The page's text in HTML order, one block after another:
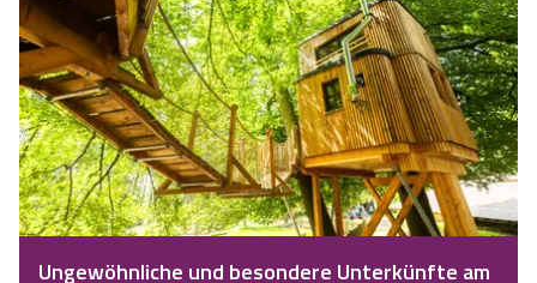
Ungewöhnliche und besondere Unterkünfte am